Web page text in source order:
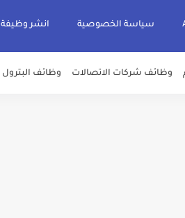
سياسة الخصوصية انشر وظيفة
وظائف شركات الاتصالات وظائف البترول